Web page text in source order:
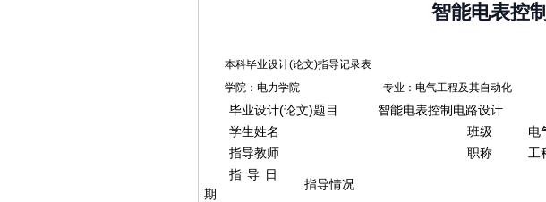
智能电表控
本科毕业设计(论文)指导记录表
学院：电力学院 专业：电气工程及其自动化
毕业设计(论文)题目
智能电表控制电路设计
学生姓名
班级 电
指导教师
职称 工
指导日
期
指导情况